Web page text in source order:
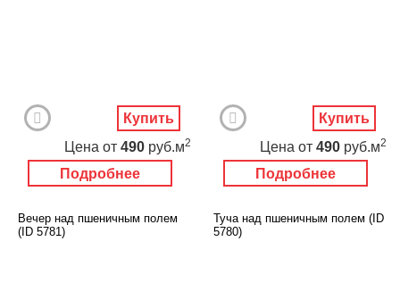
Подробнее
Цена от 490 руб.м2
Купить
Подробнее
Цена от 490 руб.м2
Купить
Вечер над пшеничным полем
(ID 5781)
Туча над пшеничным полем (ID
5780)